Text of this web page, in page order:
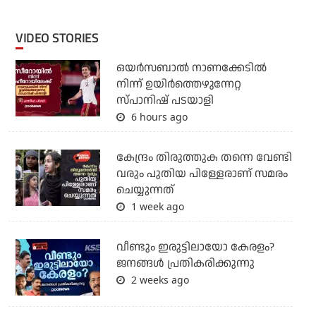
VIDEO STORIES
ഒയര്‍സബാൽ നാണക്കേടിൽ
നിന്ന് ഉയിർത്തെഴുന്നേറ്റ
സ്പാനിഷ് പടയാളി
6 hours ago
കേന്ദ്രം തിരുത്തുക തന്നെ വേണ്ടി
വരും പുതിയ പിള്ളേരാണ് സമരം
ചെയ്യുന്നത്
1 week ago
വീണ്ടും ഇരുട്ടിലായോ കേരളം?
ജനങ്ങൾ പ്രതികരിക്കുന്നു
2 weeks ago